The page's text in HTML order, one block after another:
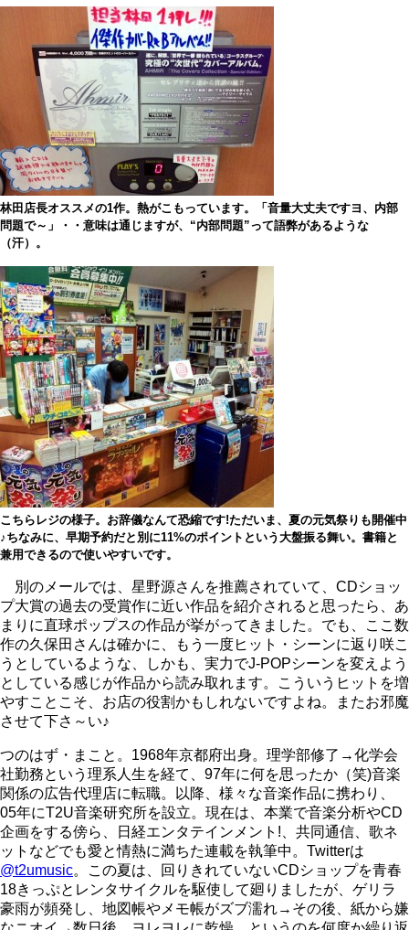
林田店長オススメの1作。熱がこもっています。「音量大丈夫ですヨ、内部
問題で～」・・意味は通じますが、“内部問題”って語弊があるような
（汗）。
こちらレジの様子。お辞儀なんて恐縮です!ただいま、夏の元気祭りも開催中
♪ちなみに、早期予約だと別に11%のポイントという大盤振る舞い。書籍と
兼用できるので使いやすいです。
別のメールでは、星野源さんを推薦されていて、CDショッ
プ大賞の過去の受賞作に近い作品を紹介されると思ったら、あ
まりに直球ポップスの作品が挙がってきました。でも、ここ数
作の久保田さんは確かに、もう一度ヒット・シーンに返り咲こ
うとしているような、しかも、実力でJ-POPシーンを変えよう
としている感じが作品から読み取れます。こういうヒットを増
やすことこそ、お店の役割かもしれないですよね。またお邪魔
させて下さ～い♪
つのはず・まこと。1968年京都府出身。理学部修了→化学会
社勤務という理系人生を経て、97年に何を思ったか（笑)音楽
関係の広告代理店に転職。以降、様々な音楽作品に携わり、
05年にT2U音楽研究所を設立。現在は、本業で音楽分析やCD
企画をする傍ら、日経エンタテインメント!、共同通信、歌ネ
ットなどでも愛と情熱に満ちた連載を執筆中。Twitterは
@t2umusic。この夏は、回りきれていないCDショップを青春
18きっぷとレンタサイクルを駆使して廻りましたが、ゲリラ
豪雨が頻発し、地図帳やメモ帳がズブ濡れ→その後、紙から嫌